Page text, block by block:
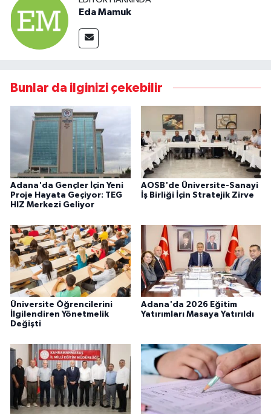
Eda Mamuk
Bunlar da ilginizi çekebilir
Adana'da Gençler İçin Yeni
Proje Hayata Geçiyor: TEG
HIZ Merkezi Geliyor
AOSB'de Üniversite-Sanayi
İş Birliği İçin Stratejik Zirve
Üniversite Öğrencilerini
İlgilendiren Yönetmelik
Değişti
Adana'da 2026 Eğitim
Yatırımları Masaya Yatırıldı